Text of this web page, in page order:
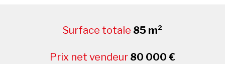
Surface totale 85 m²
Prix net vendeur 80 000 €